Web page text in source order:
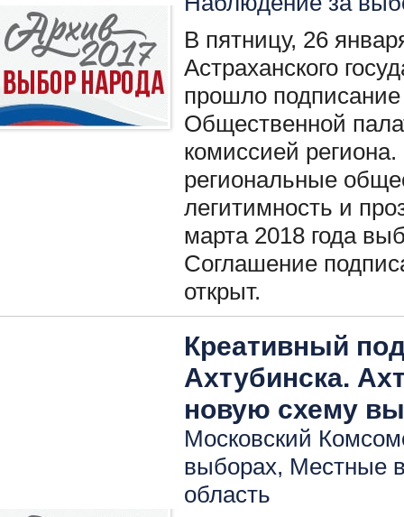
В пятницу, 26
Астраханского
прошло подписание
Общественной
комиссией
региональные
легитимность и
марта 2018 года
Соглашение
открыт.
Креативный
Ахтубинска.
новую схему
Московский
выборах, Местные
область